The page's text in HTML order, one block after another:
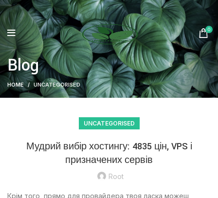
0
Blog
HOME UNCATEGORISED
UNCATEGORISED
Мудрий вибір хостингу: 4835 цін, VPS і
призначених сервів
Root
Крім того, прямо для провайдера твоя ласка можеш